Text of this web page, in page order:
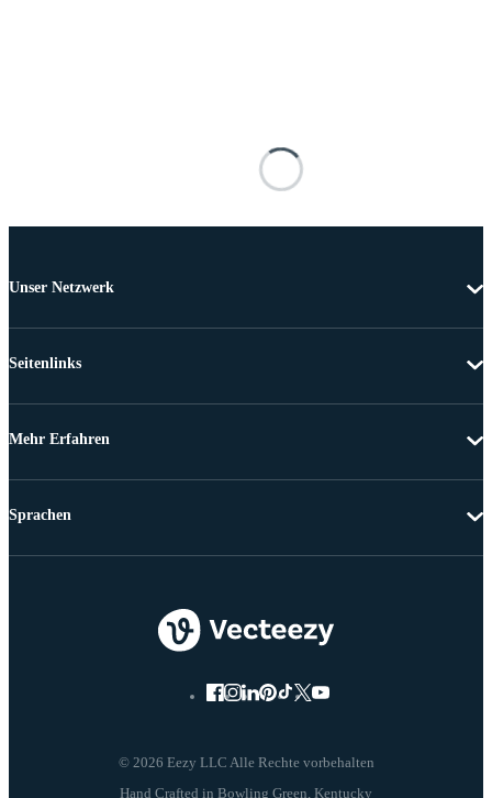
Unser Netzwerk
Seitenlinks
Mehr Erfahren
© 2026 Eezy LLC Alle Rechte vorbehalten
Sprachen